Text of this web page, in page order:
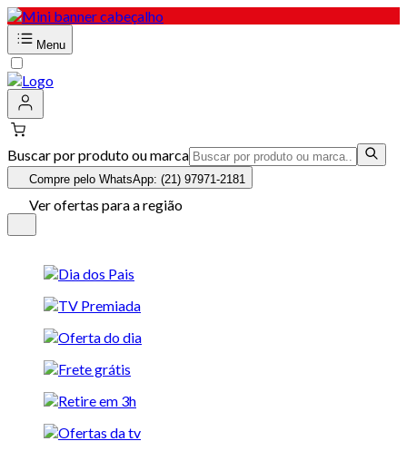
Menu
Buscar por produto ou marca
Compre pelo WhatsApp: (21) 97971-2181
Ver ofertas para a região